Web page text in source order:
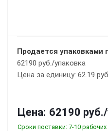
Продается упаковками
62190 руб./упаковка
Цена за единицу: 62.19
Цена: 62190 руб.
Сроки поставки: 7-10 рабочих